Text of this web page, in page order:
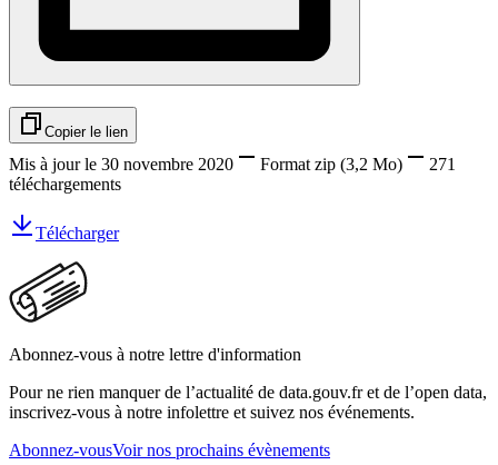
Copier le lien
Mis à jour le 30 novembre 2020 Format zip (3,2 Mo)
271
téléchargements
Télécharger
Abonnez-vous à notre lettre d'information
Pour ne rien manquer de l’actualité de data.gouv.fr et de l’open data,
inscrivez-vous à notre infolettre et suivez nos événements.
Abonnez-vousVoir nos prochains évènements